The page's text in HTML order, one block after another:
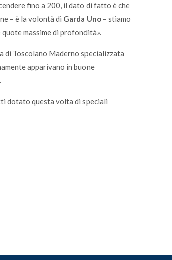
fino a 200, il dato di fatto è che
– è la volontà di Garda Uno – stiamo
massime di profondità».
di Toscolano Maderno specializzata
apparivano in buone
dotato questa volta di speciali